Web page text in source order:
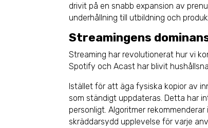
drivit på en snabb expansion av
underhållning till utbildning och
Streamingens
Streaming har revolutionerat hur vi
Spotify och Acast har blivit
Istället för att äga fysiska kopior av
som ständigt uppdateras. Detta har
personligt. Algoritmer
skräddarsydd upplevelse för varje